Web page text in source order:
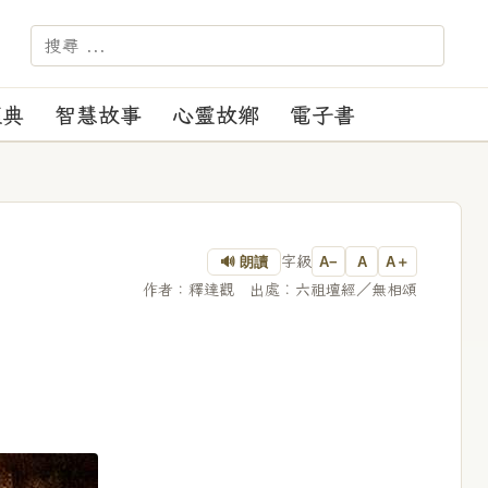
－－－ 【苑訓】：正見、正行、正覺、正度
智慧故事 心靈故鄉 電子書
🔊 朗讀 字級 A− A A＋
作者：釋達觀 出處︰六祖壇經／無相頌